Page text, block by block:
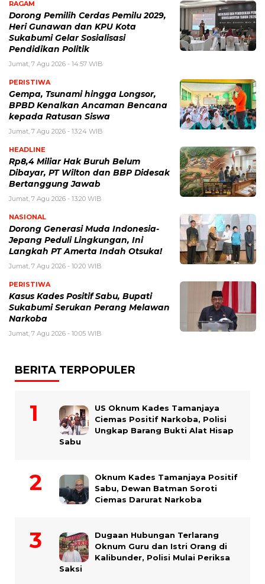
RAGAM
Dorong Pemilih Cerdas Pemilu 2029,
Heri Gunawan dan KPU Kota
Sukabumi Gelar Sosialisasi
Pendidikan Politik
Jumat, 7 Agu 2026 - 14:57 WIB
PERISTIWA
Gempa, Tsunami hingga Longsor,
BPBD Kenalkan Ancaman Bencana
kepada Ratusan Siswa
Jumat, 7 Agu 2026 - 13:24 WIB
HEADLINE
Rp8,4 Miliar Hak Buruh Belum
Dibayar, PT Wilton dan BBP Didesak
Bertanggung Jawab
Jumat, 7 Agu 2026 - 13:20 WIB
NASIONAL
Dorong Generasi Muda Indonesia-
Jepang Peduli Lingkungan, Ini
Langkah PT Amerta Indah Otsuka!
Jumat, 7 Agu 2026 - 10:20 WIB
PERISTIWA
Kasus Kades Positif Sabu, Bupati
Sukabumi Serukan Perang Melawan
Narkoba
Jumat, 7 Agu 2026 - 10:05 WIB
BERITA TERPOPULER
US Oknum Kades Tamanjaya
Ciemas Positif Narkoba, Polisi
Ungkap Barang Bukti Alat Hisap
Sabu
Oknum Kades Tamanjaya Positif
Sabu, Dewan Batman Soroti
Ciemas Darurat Narkoba
Dugaan Hubungan Terlarang
Oknum Guru dan Istri Orang di
Kalibunder, Polisi Mulai Periksa
Saksi